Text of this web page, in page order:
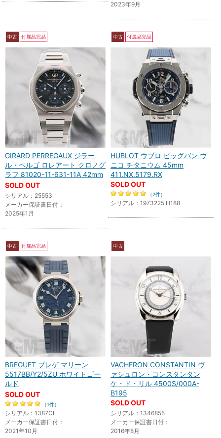
2023年9月
中古 付属品完品
GIRARD PERREGAUX ジラー
ル・ペルゴ ロレアート クロノグ
ラフ 81020-11-631-11A 42mm
SOLD OUT
シリアル：25553
メーカー保証書日付：
2025年1月
中古 付属品完品
HUBLOT ウブロ ビッグバン ウ
ニコ チタニウム 45mm
411.NX.5179.RX
SOLD OUT
（2件）
シリアル：1973225 H188
中古 付属品完品
BREGUET ブレゲ マリーン
5517BB/Y2/5ZU ホワイトゴー
ルド
SOLD OUT
（1件）
シリアル：1387CI
メーカー保証書日付：
2021年10月
中古
VACHERON CONSTANTIN ヴ
ァシュロン・コンスタンタン
ケ・ド・リル 4500S/000A-
B195
SOLD OUT
シリアル：1346855
メーカー保証書日付：
2016年8月